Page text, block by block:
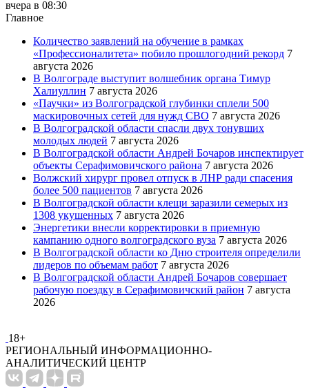
вчера в 08:30
Главное
Количество заявлений на обучение в рамках
«Профессионалитета» побило прошлогодний рекорд 7
августа 2026
В Волгограде выступит волшебник органа Тимур
Халиуллин 7 августа 2026
«Паучки» из Волгоградской глубинки сплели 500
маскировочных сетей для нужд СВО 7 августа 2026
В Волгоградской области спасли двух тонувших
молодых людей 7 августа 2026
В Волгоградской области Андрей Бочаров инспектирует
объекты Серафимовичского района 7 августа 2026
Волжский хирург провел отпуск в ЛНР ради спасения
более 500 пациентов 7 августа 2026
В Волгоградской области клещи заразили семерых из
1308 укушенных 7 августа 2026
Энергетики внесли корректировки в приемную
кампанию одного волгоградского вуза 7 августа 2026
В Волгоградской области ко Дню строителя определили
лидеров по объемам работ 7 августа 2026
В Волгоградской области Андрей Бочаров совершает
рабочую поездку в Серафимовичский район 7 августа
2026
18+
РЕГИОНАЛЬНЫЙ ИНФОРМАЦИОННО-
АНАЛИТИЧЕСКИЙ ЦЕНТР